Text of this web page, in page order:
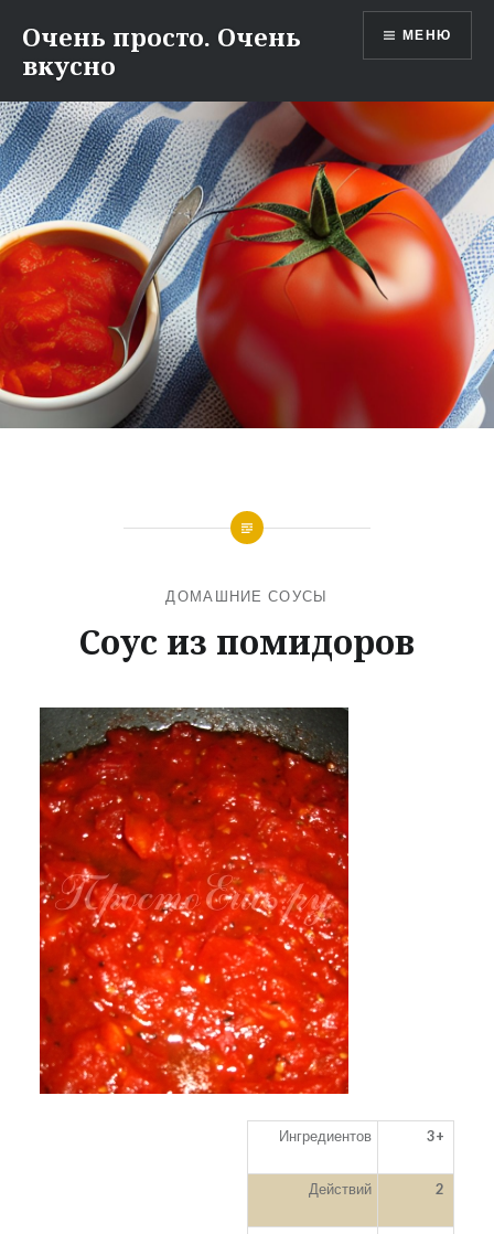
содержимому
Очень просто. Очень
вкусно
МЕНЮ
ДОМАШНИЕ СОУСЫ
Соус из помидоров
Ингредиентов 3+
Действий 2